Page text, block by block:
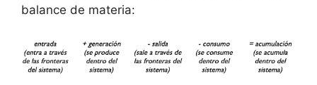
balance de materia: